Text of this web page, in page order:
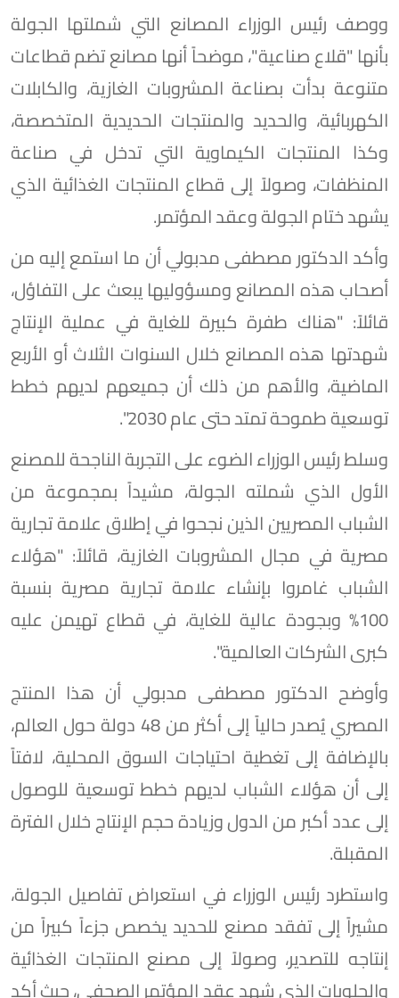
ووصف رئيس الوزراء المصانع التي شملتها الجولة
بأنها "قلاع صناعية"، موضحاً أنها مصانع تضم قطاعات
متنوعة بدأت بصناعة المشروبات الغازية، والكابلات
الكهربائية، والحديد والمنتجات الحديدية المتخصصة،
وكذا المنتجات الكيماوية التي تدخل في صناعة
المنظفات، وصولاً إلى قطاع المنتجات الغذائية الذي
يشهد ختام الجولة وعقد المؤتمر.
وأكد الدكتور مصطفى مدبولي أن ما استمع إليه من
أصحاب هذه المصانع ومسؤوليها يبعث على التفاؤل،
قائلاً: "هناك طفرة كبيرة للغاية في عملية الإنتاج
شهدتها هذه المصانع خلال السنوات الثلاث أو الأربع
الماضية، والأهم من ذلك أن جميعهم لديهم خطط
توسعية طموحة تمتد حتى عام 2030".
وسلط رئيس الوزراء الضوء على التجربة الناجحة للمصنع
الأول الذي شملته الجولة، مشيداً بمجموعة من
الشباب المصريين الذين نجحوا في إطلاق علامة تجارية
مصرية في مجال المشروبات الغازية، قائلاً: "هؤلاء
الشباب غامروا بإنشاء علامة تجارية مصرية بنسبة
100% وبجودة عالية للغاية، في قطاع تهيمن عليه
كبرى الشركات العالمية".
وأوضح الدكتور مصطفى مدبولي أن هذا المنتج
المصري يُصدر حالياً إلى أكثر من 48 دولة حول العالم،
بالإضافة إلى تغطية احتياجات السوق المحلية، لافتاً
إلى أن هؤلاء الشباب لديهم خطط توسعية للوصول
إلى عدد أكبر من الدول وزيادة حجم الإنتاج خلال الفترة
المقبلة.
واستطرد رئيس الوزراء في استعراض تفاصيل الجولة،
مشيراً إلى تفقد مصنع للحديد يخصص جزءاً كبيراً من
إنتاجه للتصدير، وصولاً إلى مصنع المنتجات الغذائية
والحلويات الذي شهد عقد المؤتمر الصحفي، حيث أكد